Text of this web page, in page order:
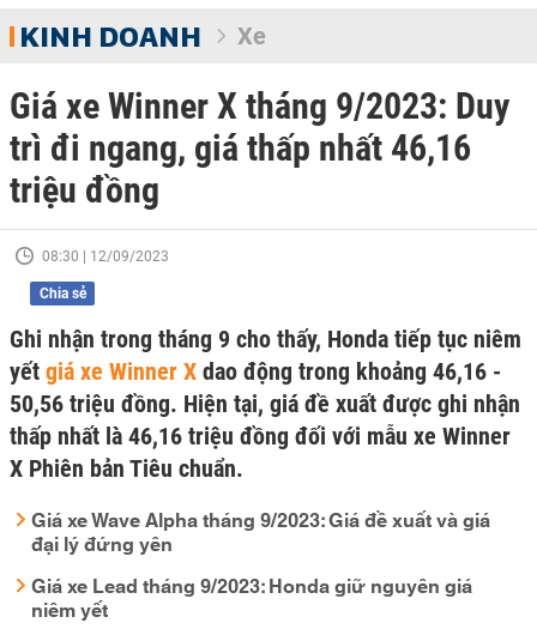
KINH DOANH Xe
Giá xe Winner X tháng 9/2023: Duy
trì đi ngang, giá thấp nhất 46,16
triệu đồng
08:30 | 12/09/2023
Chia sẻ
Ghi nhận trong tháng 9 cho thấy, Honda tiếp tục niêm
yết giá xe Winner X dao động trong khoảng 46,16 -
50,56 triệu đồng. Hiện tại, giá đề xuất được ghi nhận
thấp nhất là 46,16 triệu đồng đối với mẫu xe Winner
X Phiên bản Tiêu chuẩn.
Giá xe Wave Alpha tháng 9/2023: Giá đề xuất và giá
đại lý đứng yên
Giá xe Lead tháng 9/2023: Honda giữ nguyên giá
niêm yết